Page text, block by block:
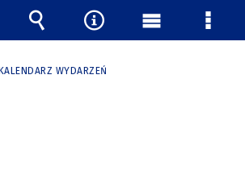
WYDARZEŃ
Wyszukiwarka
Narzędzia
Menu Menu